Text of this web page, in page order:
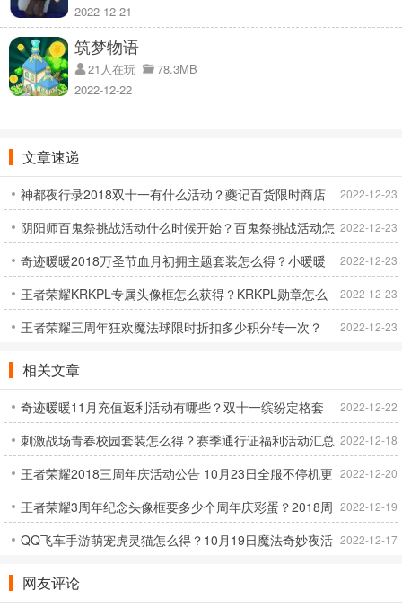
2022-12-21
筑梦物语
21人在玩
78.3MB
2022-12-22
文章速递
神都夜行录2018双十一有什么活动？夔记百货限时商店
风车怎么获得？
2022-12-23
阴阳师百鬼祭挑战活动什么时候开始？百鬼祭挑战活动怎
么玩？[图]
2022-12-23
奇迹暖暖2018万圣节血月初拥主题套装怎么得？小暖暖
岚烟雪怎么获得？
2022-12-23
王者荣耀KRKPL专属头像框怎么获得？KRKPL勋章怎么
获得？
2022-12-23
王者荣耀三周年狂欢魔法球限时折扣多少积分转一次？
10月26日魔法球限时折扣活动
2022-12-23
相关文章
奇迹暖暖11月充值返利活动有哪些？双十一缤纷定格套
装怎么获得？
2022-12-22
刺激战场青春校园套装怎么得？赛季通行证福利活动汇总
[图]
2022-12-18
王者荣耀2018三周年庆活动公告 10月23日全服不停机更
新公告
2022-12-20
王者荣耀3周年纪念头像框要多少个周年庆彩蛋？2018周
年庆彩蛋怎么得？
2022-12-19
QQ飞车手游萌宠虎灵猫怎么得？10月19日魔法奇妙夜活
动汇总
2022-12-17
网友评论